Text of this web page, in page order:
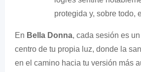
protegida y, sobre todo,
En Bella Donna, cada sesión es
centro de tu propia luz, donde la
en el camino hacia tu versión más